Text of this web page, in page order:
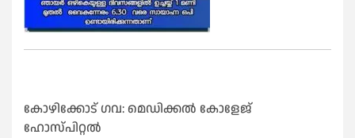
കോഴിക്കോട് ഗവ: മെഡിക്കൽ കോളേജ്
ഹോസ്പിറ്റൽ